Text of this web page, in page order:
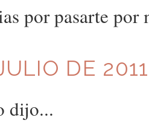
por pasarte
DE
dijo...